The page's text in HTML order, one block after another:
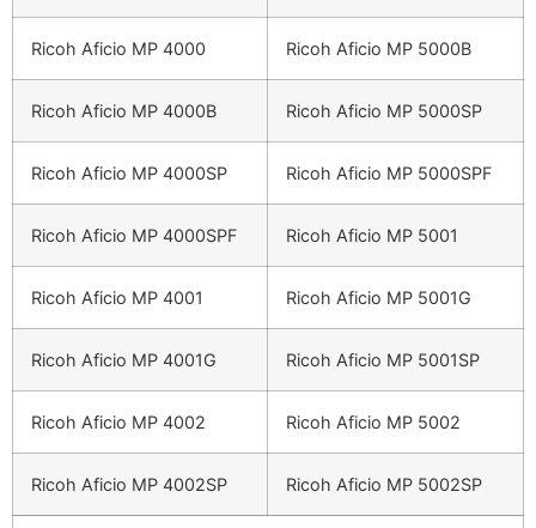
Ricoh Aficio MP 4000 Ricoh Aficio MP 5000B
Ricoh Aficio MP 4000B Ricoh Aficio MP 5000SP
Ricoh Aficio MP 4000SP Ricoh Aficio MP 5000SPF
Ricoh Aficio MP 4000SPF Ricoh Aficio MP 5001
Ricoh Aficio MP 4001 Ricoh Aficio MP 5001G
Ricoh Aficio MP 4001G Ricoh Aficio MP 5001SP
Ricoh Aficio MP 4002 Ricoh Aficio MP 5002
Ricoh Aficio MP 4002SP Ricoh Aficio MP 5002SP